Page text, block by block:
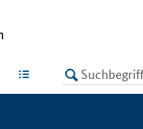
LISTE